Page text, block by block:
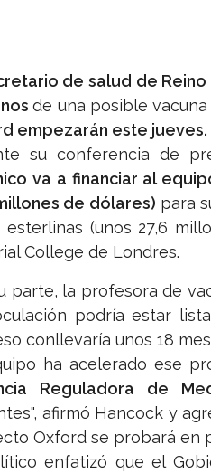
de salud de Reino
de una posible
empezarán este jueves.
su conferencia de
va a financiar al
de dólares) para
esterlinas (unos 27,6
College de Londres.
parte, la profesora de
podría estar
conllevaría unos 18
ha acelerado ese
Reguladora de
afirmó Hancock y
Oxford se probará en
enfatizó que el